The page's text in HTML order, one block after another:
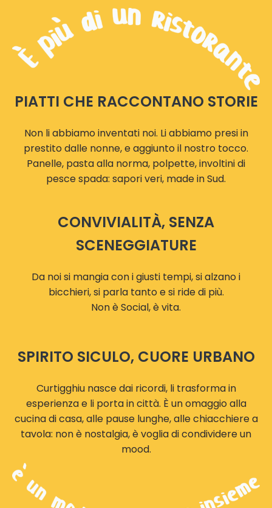
PIATTI CHE RACCONTANO STORIE
Non li abbiamo inventati noi. Li abbiamo presi in
prestito dalle nonne, e aggiunto il nostro tocco.
Panelle, pasta alla norma, polpette, involtini di
pesce spada: sapori veri, made in Sud.
CONVIVIALITÀ, SENZA
SCENEGGIATURE
Da noi si mangia con i giusti tempi, si alzano i
bicchieri, si parla tanto e si ride di più.
Non è Social, è vita.
SPIRITO SICULO, CUORE URBANO
Curtigghiu nasce dai ricordi, li trasforma in
esperienza e li porta in città. È un omaggio alla
cucina di casa, alle pause lunghe, alle chiacchiere a
tavola: non è nostalgia, è voglia di condividere un
mood.